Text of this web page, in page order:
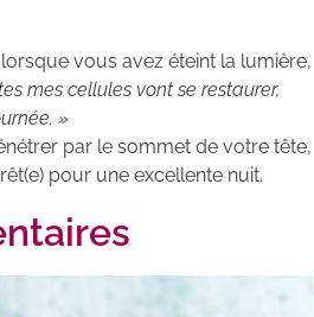
vous avez éteint la lumière,
mes cellules vont se restaurer,
»
par le sommet de votre tête,
pour une excellente nuit.